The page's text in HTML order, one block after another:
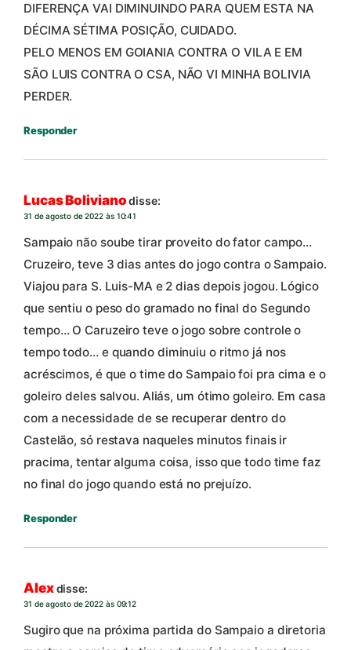
DIFERENÇA VAI DIMINUINDO PARA QUEM ESTA NA
DÉCIMA SÉTIMA POSIÇÃO, CUIDADO.
PELO MENOS EM GOIANIA CONTRA O VILA E EM
SÃO LUIS CONTRA O CSA, NÃO VI MINHA BOLIVIA
PERDER.
Responder
Lucas Boliviano disse:
31 de agosto de 2022 às 10:41
Sampaio não soube tirar proveito do fator campo…
Cruzeiro, teve 3 dias antes do jogo contra o Sampaio.
Viajou para S. Luis-MA e 2 dias depois jogou. Lógico
que sentiu o peso do gramado no final do Segundo
tempo… O Caruzeiro teve o jogo sobre controle o
tempo todo… e quando diminuiu o ritmo já nos
acréscimos, é que o time do Sampaio foi pra cima e o
goleiro deles salvou. Aliás, um ótimo goleiro. Em casa
com a necessidade de se recuperar dentro do
Castelão, só restava naqueles minutos finais ir
pracima, tentar alguma coisa, isso que todo time faz
no final do jogo quando está no prejuízo.
Responder
Alexdisse:
31 de agosto de 2022 às 09:12
Sugiro que na próxima partida do Sampaio a diretoria